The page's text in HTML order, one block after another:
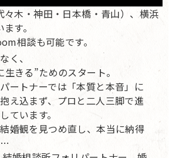
々木・神田・日本橋・青山）、横浜
す。
相談も可能です。
く、
きる”ためのスタート。
ートナーでは「本質と本音」に
え込まず、プロと二人三脚で進
ています。
婚観を見つめ直し、本当に納得
…